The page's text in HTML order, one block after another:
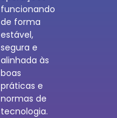
funcionando
de forma
estável,
segura e
alinhada às
boas
práticas e
normas de
tecnologia.